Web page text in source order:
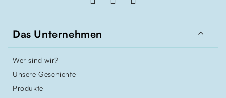
Das Unternehmen 
Wer sind wir?
Unsere Geschichte
Produkte